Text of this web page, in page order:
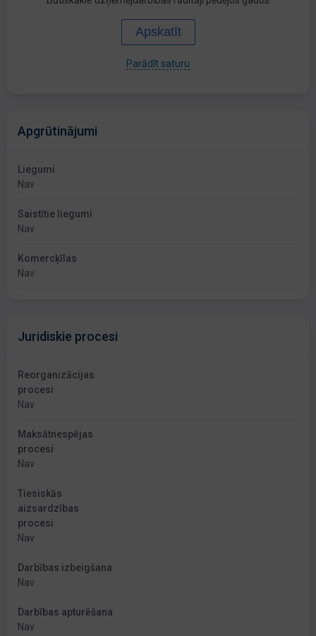
Apskatīt
Parādīt saturu
Apgrūtinājumi
Liegumi
Nav
Saistītie liegumi
Nav
Komercķīlas
Nav
Juridiskie procesi
Reorganizācijas
procesi
Nav
Maksātnespējas
procesi
Nav
Tiesiskās
aizsardzības
procesi
Nav
Darbības izbeigšana
Nav
Darbības apturēšana
Nav